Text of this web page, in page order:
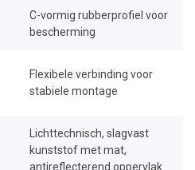
C-vormig rubberprofiel voor
bescherming
Flexibele verbinding voor
stabiele montage
Lichttechnisch, slagvast
kunststof met mat,
antireflecterend oppervlak